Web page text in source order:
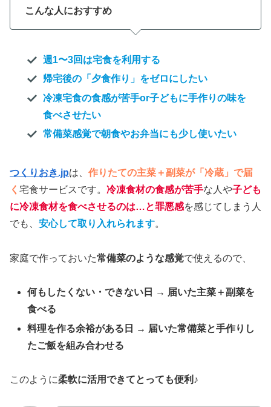
こんな人におすすめ
週1〜3回は宅食を利用する
帰宅後の「夕食作り」をゼロにしたい
冷凍宅食の食感が苦手or子どもに手作りの味を
食べさせたい
常備菜感覚で朝食やお弁当にも少し使いたい
つくりおき.jpは、 作りたての主菜＋副菜が「冷蔵」で届
く 宅食サービスです。 冷凍食材の食感が苦手な人や子ども
に冷凍食材を食べさせるのは…と罪悪感を感じてしまう人
でも、 安心して取り入れられます。
家庭で作っておいた常備菜のような感覚で使えるので、
何もしたくない・できない日 → 届いた主菜＋副菜を
食べる
料理を作る余裕がある日 → 届いた常備菜と手作りし
たご飯を組み合わせる
このように柔軟に活用できてとっても便利 ♪